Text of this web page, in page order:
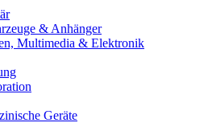
& Anhänger
Multimedia & Elektronik
Geräte